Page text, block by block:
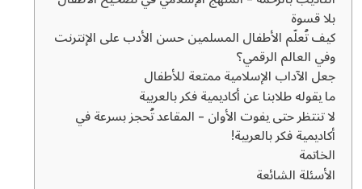
بلا قسوة
كيف تُعلّم الأطفال المسلمين حسن الأدب على الإنترنت
وفي العالم الرقمي؟
جعل الآداب الإسلامية ممتعة للأطفال
ما يقوله طلابنا عن أكاديمية فكر بالعربية
لا تنتظر حتى يفوت الأوان – المقاعد تُحجز بسرعة في
أكاديمية فكر بالعربية!
الخاتمة
الأسئلة الشائعة